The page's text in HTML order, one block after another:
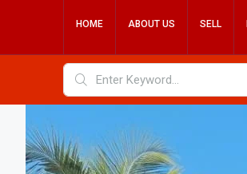
HOME ABOUT US SELL